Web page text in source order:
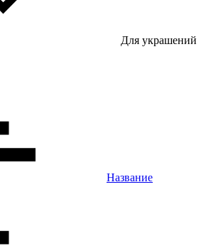
Для украшений
Название